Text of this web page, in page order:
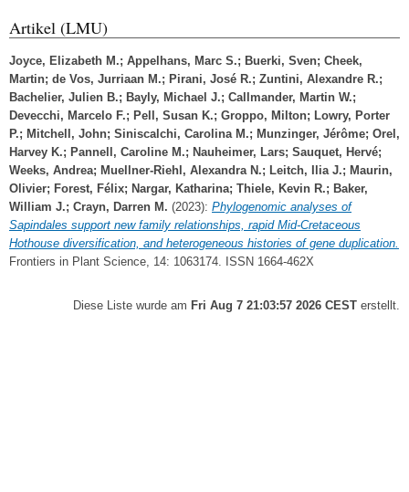
Artikel (LMU)
Joyce, Elizabeth M.; Appelhans, Marc S.; Buerki, Sven; Cheek,
Martin; de Vos, Jurriaan M.; Pirani, José R.; Zuntini, Alexandre R.;
Bachelier, Julien B.; Bayly, Michael J.; Callmander, Martin W.;
Devecchi, Marcelo F.; Pell, Susan K.; Groppo, Milton; Lowry, Porter
P.; Mitchell, John; Siniscalchi, Carolina M.; Munzinger, Jérôme; Orel,
Harvey K.; Pannell, Caroline M.; Nauheimer, Lars; Sauquet, Hervé;
Weeks, Andrea; Muellner-Riehl, Alexandra N.; Leitch, Ilia J.; Maurin,
Olivier; Forest, Félix; Nargar, Katharina; Thiele, Kevin R.; Baker,
William J.; Crayn, Darren M. (2023): Phylogenomic analyses of
Sapindales support new family relationships, rapid Mid-Cretaceous
Hothouse diversification, and heterogeneous histories of gene duplication.
Frontiers in Plant Science, 14: 1063174. ISSN 1664-462X
Diese Liste wurde am Fri Aug 7 21:03:57 2026 CEST erstellt.